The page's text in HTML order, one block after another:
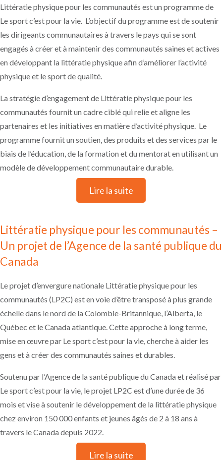
Quels sont les produits et services qui composent le
programme de Littératie physique pour les
communautés ?
Le processus de Littératie physique pour les
communautés est un mélange de services de base et
de services personnalisables. Chaque communauté
progressera à travers les services de base que sont les
ateliers, la mesure et l’évaluation. Le groupe de travail
sur la Littératie physique pour les communautés
supplémentaires dans le menu de Littératie physique
pour les communautés. Votre mentor Le sport c’est
pour la vie vous expliquera tous les services et vous
aidera à créer un plan unique qui reflète au mieux les
besoins de votre communauté spécifique tout en
maintenant un niveau de cohérence avec d’autres
Quel est le rôle du mentor communautaire?
Chaque communauté a un mentor Le sport c’est
physique pour les communautés. Le mentor joue le
physique et de sport de qualité, de guide de l’impact
collectif et de soutien à la mesure et à l’évaluation. Il
conflit et obtiendra d’autres soutiens en cas de
besoin.
Comment le leadership est-il réparti au sein du
groupe de travail?
Comme il s’agit d’une initiative intersectorielle,
responsabilité des actions du groupe de Littératie
physique pour les communautés . Cela peut se
traduire, par exemple, par une rotation des présidents
de réunion. Comme chaque organisation arrive à la
table avec des capacités organisationnelles
différentes, les membres du groupe établiront un
responsabilité sont partagés.
Que faire en cas de problème?
c’est pour la vie tout au long du processus. Votre
mentor communautaire est équipé pour vous aider
dans n’importe quel domaine du processus de
littératie physique pour les communautés et sera en
mesure de vous soutenir lorsque des défis se
Littératie physique pour les communautés utilise-t-
ielle une approche d’impact collectif?
Le processus de la littératie physique pour les
Littératie physique pour les communautés est un programme de
Le sport c’est pour la vie. L’objectif du programme est de soutenir
les dirigeants communautaires à travers le pays qui se sont
engagés à créer et à maintenir des communautés saines et actives
en développant la littératie physique afin d’améliorer l’activité
physique et le sport de qualité.
La stratégie d’engagement de Littératie physique pour les
communautés fournit un cadre ciblé qui relie et aligne les
partenaires et les initiatives en matière d’activité physique. Le
programme fournit un soutien, des produits et des services par le
biais de l’éducation, de la formation et du mentorat en utilisant un
modèle de développement communautaire durable.
Lire la suite
Littératie physique pour les communautés –
Un projet de l’Agence de la santé publique du
Canada
Le projet d’envergure nationale Littératie physique pour les
communautés (LP2C) est en voie d’être transposé à plus grande
échelle dans le nord de la Colombie-Britannique, l’Alberta, le
Québec et le Canada atlantique. Cette approche à long terme,
mise en œuvre par Le sport c’est pour la vie, cherche à aider les
gens et à créer des communautés saines et durables.
Soutenu par l’Agence de la santé publique du Canada et réalisé par
Le sport c’est pour la vie, le projet LP2C est d’une durée de 36
mois et vise à soutenir le développement de la littératie physique
chez environ 150 000 enfants et jeunes âgés de 2 à 18 ans à
travers le Canada depuis 2022.
Lire la suite